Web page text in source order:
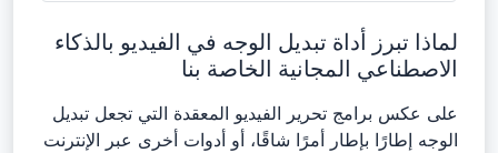
لماذا تبرز أداة تبديل الوجه في الفيديو بالذكاء
الاصطناعي المجانية الخاصة بنا
على عكس برامج تحرير الفيديو المعقدة التي تجعل تبديل
الوجه إطارًا بإطار أمرًا شاقًا، أو أدوات أخرى عبر الإنترنت